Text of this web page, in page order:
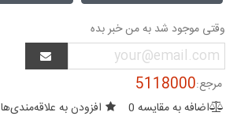
وقتی موجود شد به من خبر بده
مرجع:5118000
اضافه به مقایسه 0 افزودن به علاقه‌مندی‌ها